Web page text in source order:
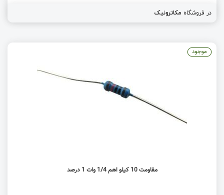
در فروشگاه مکاترونیک
مقاومت 10 کیلو اهم 1/4 وات 1 درصد
موجود